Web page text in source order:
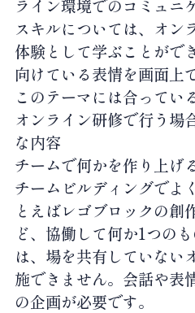
ライン環境でのコミュニ
スキルについては、オン
体験として学ぶことがで
向けている表情を画面上
このテーマには合ってい
オンライン研修で行う場
な内容
チームで何かを作り上げ
チームビルディングでよ
とえばレゴブロックの創
ど、協働して何か1つの
は、場を共有していない
施できません。会話や表
の企画が必要です。